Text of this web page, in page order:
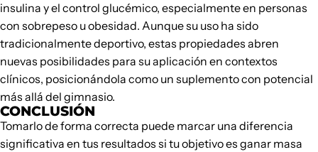
insulina y el control glucémico, especialmente en personas
con sobrepeso u obesidad. Aunque su uso ha sido
tradicionalmente deportivo, estas propiedades abren
nuevas posibilidades para su aplicación en contextos
clínicos, posicionándola como un suplemento con potencial
más allá del gimnasio.
CONCLUSIÓN
Tomarlo de forma correcta puede marcar una diferencia
significativa en tus resultados si tu objetivo es ganar masa